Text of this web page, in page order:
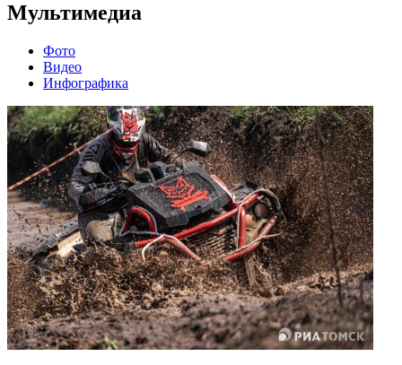
Мультимедиа
Фото
Видео
Инфографика